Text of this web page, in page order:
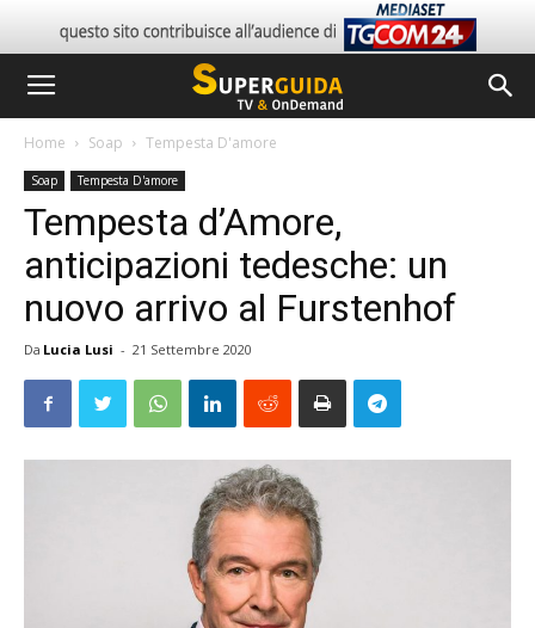
Home Soap Tempesta D'amore
Soap Tempesta D'amore
Tempesta d’Amore,
anticipazioni tedesche: un
nuovo arrivo al Furstenhof
Da Lucia Lusi - 21 Settembre 2020